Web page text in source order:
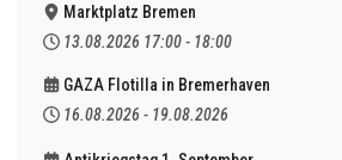
Marktplatz Bremen
13.08.2026 17:00 - 18:00
GAZA Flotilla in Bremerhaven
16.08.2026 - 19.08.2026